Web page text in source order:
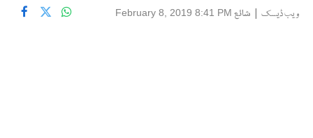
ویب ڈیسک | شائع February 8, 2019 8:41 PM